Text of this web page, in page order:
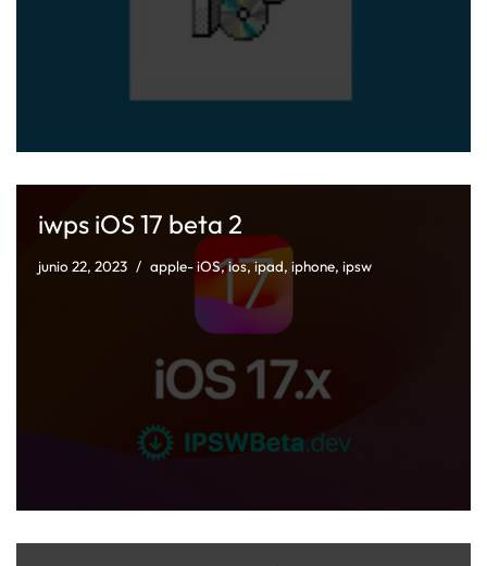
iwps iOS 17 beta 2
junio 22, 2023 apple- iOS,ios,ipad, iphone, ipsw